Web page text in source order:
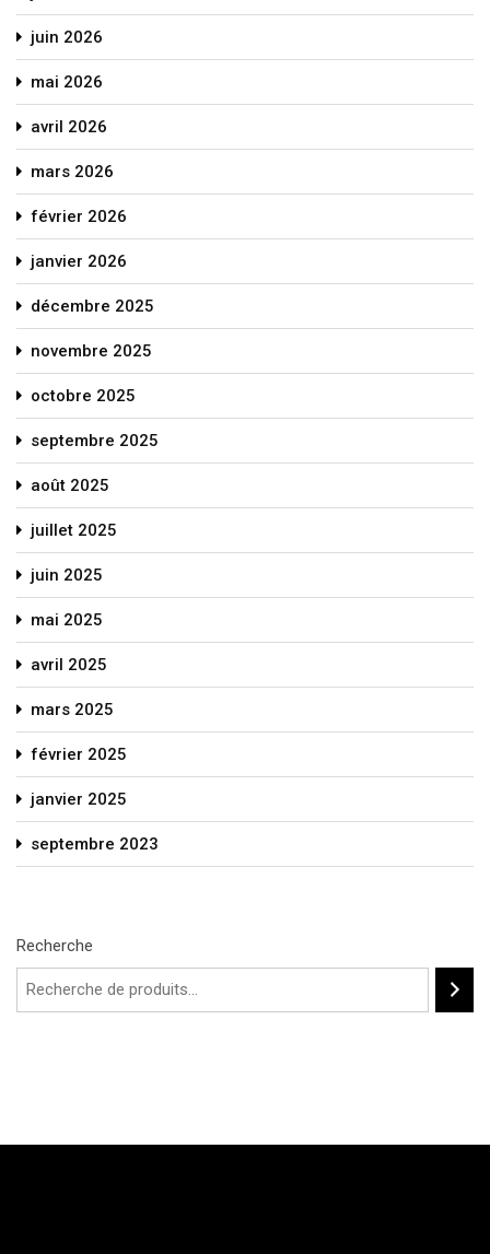
juin 2026
mai 2026
avril 2026
mars 2026
février 2026
janvier 2026
décembre 2025
novembre 2025
octobre 2025
septembre 2025
août 2025
juillet 2025
juin 2025
mai 2025
avril 2025
mars 2025
février 2025
janvier 2025
septembre 2023
Recherche